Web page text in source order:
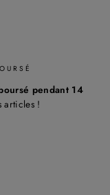
pendant 14
articles !